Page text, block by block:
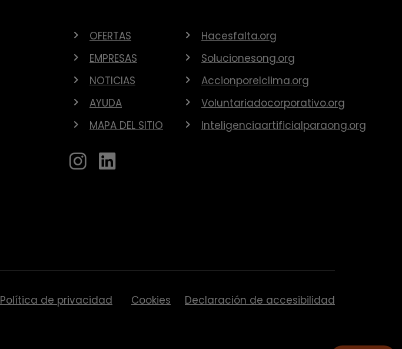
OFERTAS
EMPRESAS
NOTICIAS
AYUDA
MAPA DEL SITIO
Hacesfalta.org
Solucionesong.org
Accionporelclima.org
Voluntariadocorporativo.org
Inteligenciaartificialparaong.org
Política de privacidad Cookies Declaración de accesibilidad